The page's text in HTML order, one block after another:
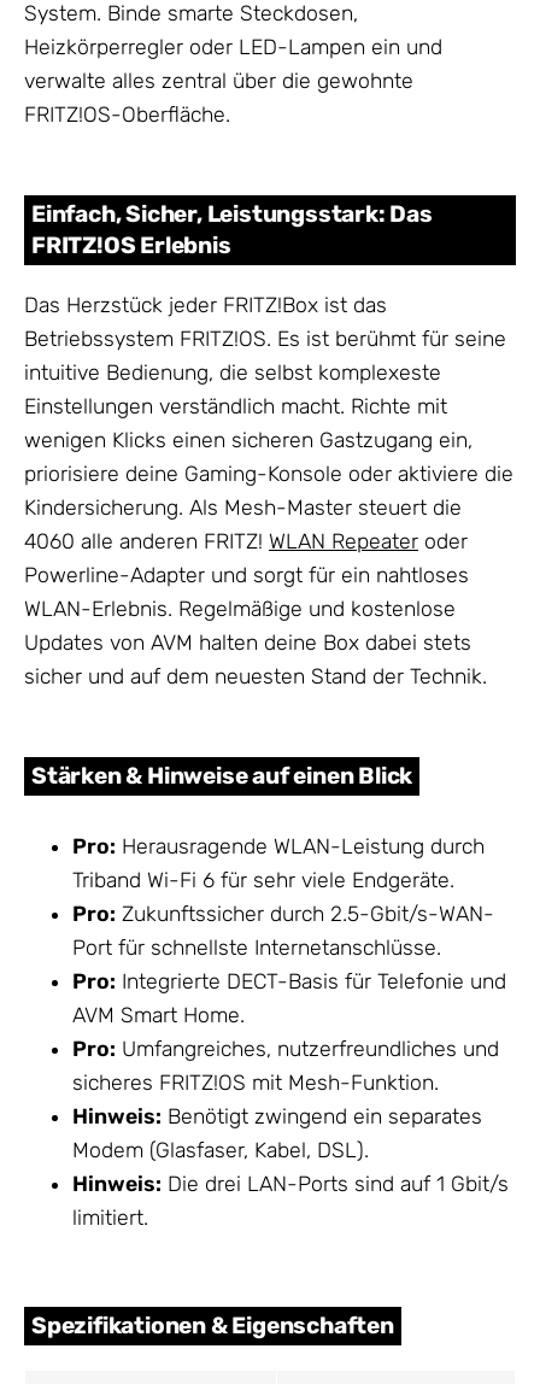
System. Binde smarte Steckdosen,
Heizkörperregler oder LED-Lampen ein und
verwalte alles zentral über die gewohnte
FRITZ!OS-Oberfläche.
Einfach, Sicher, Leistungsstark: Das
FRITZ!OS Erlebnis
Das Herzstück jeder FRITZ!Box ist das
Betriebssystem FRITZ!OS. Es ist berühmt für seine
intuitive Bedienung, die selbst komplexeste
Einstellungen verständlich macht. Richte mit
wenigen Klicks einen sicheren Gastzugang ein,
priorisiere deine Gaming-Konsole oder aktiviere die
Kindersicherung. Als Mesh-Master steuert die
4060 alle anderen FRITZ! WLAN Repeater oder
Powerline-Adapter und sorgt für ein nahtloses
WLAN-Erlebnis. Regelmäßige und kostenlose
Updates von AVM halten deine Box dabei stets
sicher und auf dem neuesten Stand der Technik.
Stärken & Hinweise auf einen Blick
Pro: Herausragende WLAN-Leistung durch
Triband Wi-Fi 6 für sehr viele Endgeräte.
Pro: Zukunftssicher durch 2.5-Gbit/s-WAN-
Port für schnellste Internetanschlüsse.
Pro: Integrierte DECT-Basis für Telefonie und
AVM Smart Home.
Pro: Umfangreiches, nutzerfreundliches und
sicheres FRITZ!OS mit Mesh-Funktion.
Hinweis: Benötigt zwingend ein separates
Modem (Glasfaser, Kabel, DSL).
Hinweis: Die drei LAN-Ports sind auf 1 Gbit/s
limitiert.
Spezifikationen & Eigenschaften